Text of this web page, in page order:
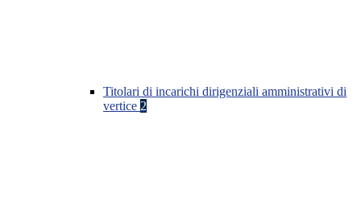
Titolari di incarichi dirigenziali amministrativi di
vertice 2